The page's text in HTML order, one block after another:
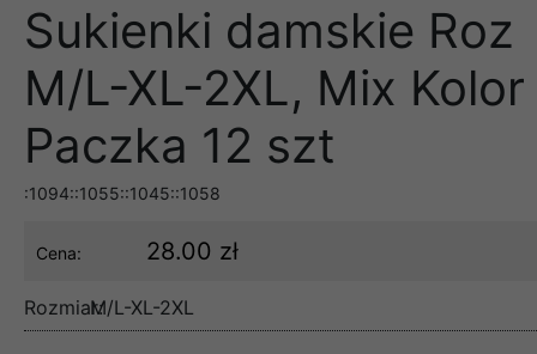
Sukienki damskie Roz
M/L-XL-2XL, Mix Kolor
Paczka 12 szt
:1094::1055::1045::1058
Cena: 28.00 zł
Rozmiar:M/L-XL-2XL